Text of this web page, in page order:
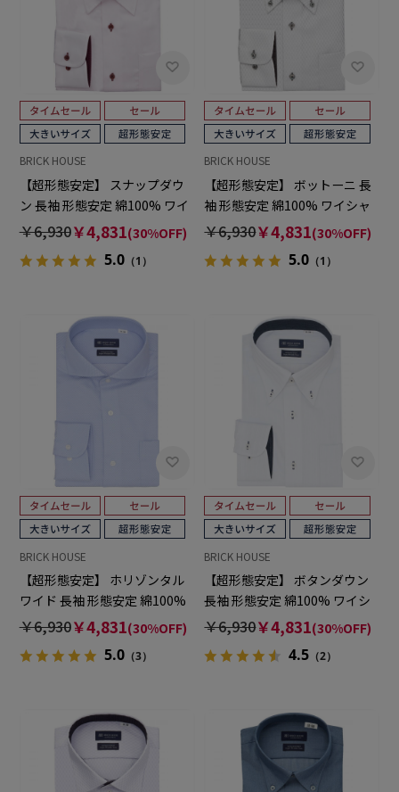
BRICK HOUSE
【超形態安定】 スナップダウ
ン 長袖 形態安定 綿100% ワイ
シャツ 大きいサイズ
￥6,930￥4,831(30%OFF)
5.0（1）
BRICK HOUSE
【超形態安定】 ボットーニ 長
袖 形態安定 綿100% ワイシャ
ツ 大きいサイズ
￥6,930￥4,831(30%OFF)
5.0 （1）
BRICK HOUSE
【超形態安定】 ホリゾンタル
ワイド 長袖 形態安定 綿100%
ワイシャツ 大きいサイズ
￥6,930￥4,831(30%OFF)
5.0（3）
BRICK HOUSE
【超形態安定】 ボタンダウン
長袖 形態安定 綿100% ワイシ
ャツ 大きいサイズ
￥6,930￥4,831(30%OFF)
4.5 （2）